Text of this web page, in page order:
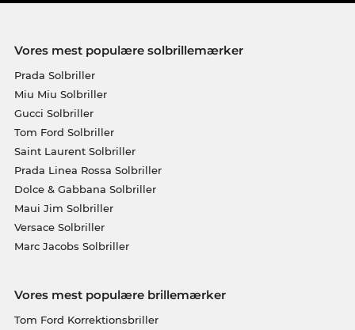
Vores mest populære solbrillemærker
Prada Solbriller
Miu Miu Solbriller
Gucci Solbriller
Tom Ford Solbriller
Saint Laurent Solbriller
Prada Linea Rossa Solbriller
Dolce & Gabbana Solbriller
Maui Jim Solbriller
Versace Solbriller
Marc Jacobs Solbriller
Vores mest populære brillemærker
Tom Ford Korrektionsbriller